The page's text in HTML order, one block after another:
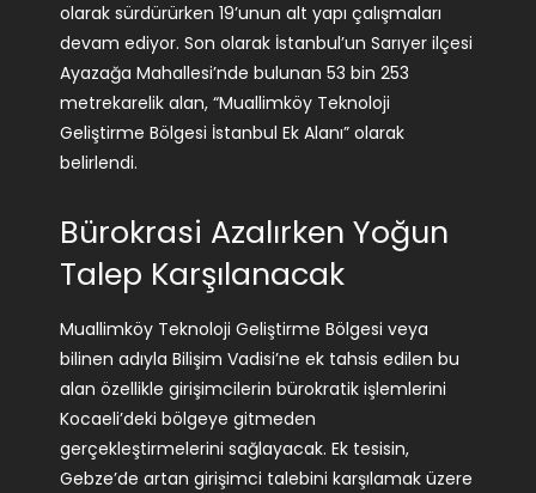
olarak sürdürürken 19’unun alt yapı çalışmaları
devam ediyor. Son olarak İstanbul’un Sarıyer ilçesi
Ayazağa Mahallesi’nde bulunan 53 bin 253
metrekarelik alan, “Muallimköy Teknoloji
Geliştirme Bölgesi İstanbul Ek Alanı” olarak
belirlendi.
Bürokrasi Azalırken Yoğun
Talep Karşılanacak
Muallimköy Teknoloji Geliştirme Bölgesi veya
bilinen adıyla Bilişim Vadisi’ne ek tahsis edilen bu
alan özellikle girişimcilerin bürokratik işlemlerini
Kocaeli’deki bölgeye gitmeden
gerçekleştirmelerini sağlayacak. Ek tesisin,
Gebze’de artan girişimci talebini karşılamak üzere